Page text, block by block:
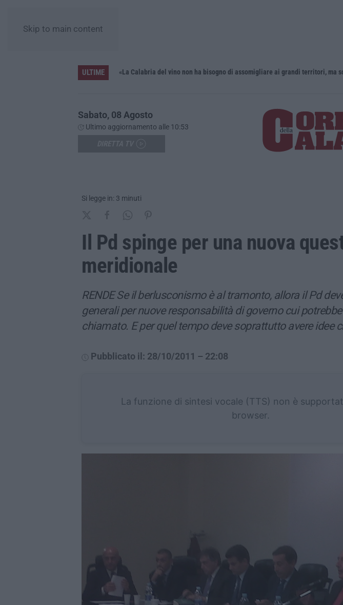
Skip to main content
ULTIME
Sabato, 08 Agosto
Ultimo aggiornamento alle 10:53
Si legge in: 3 minuti
Il Pd spinge per una nuova
meridionale
RENDE Se il berlusconismo è al tramonto, allora il Pd
generali per nuove responsabilità di governo cui
chiamato. E per quel tempo deve soprattutto avere idee
Pubblicato il: 28/10/2011 – 22:08
La funzione di sintesi vocale (TTS) non è
browser.